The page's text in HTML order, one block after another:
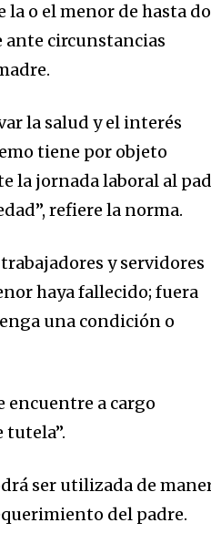
o el menor de hasta
ante circunstancias
la salud y el interés
tiene por objeto
la jornada laboral al
refiere la norma.
y servidores
haya fallecido; fuera
una condición o
encuentre a cargo
tutela”.
ser utilizada de
del padre.